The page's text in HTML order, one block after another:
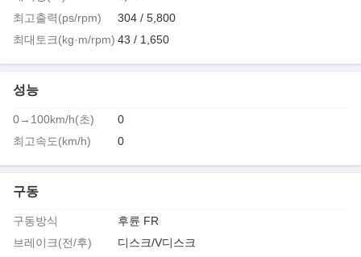
최고출력(ps/rpm)
304 / 5,800
최대토크(kg·m/rpm) 43 / 1,650
성능
0→100km/h(초)
0
최고속도(km/h)
0
구동
구동방식
후륜 FR
브레이크(전/후)
디스크/V디스크